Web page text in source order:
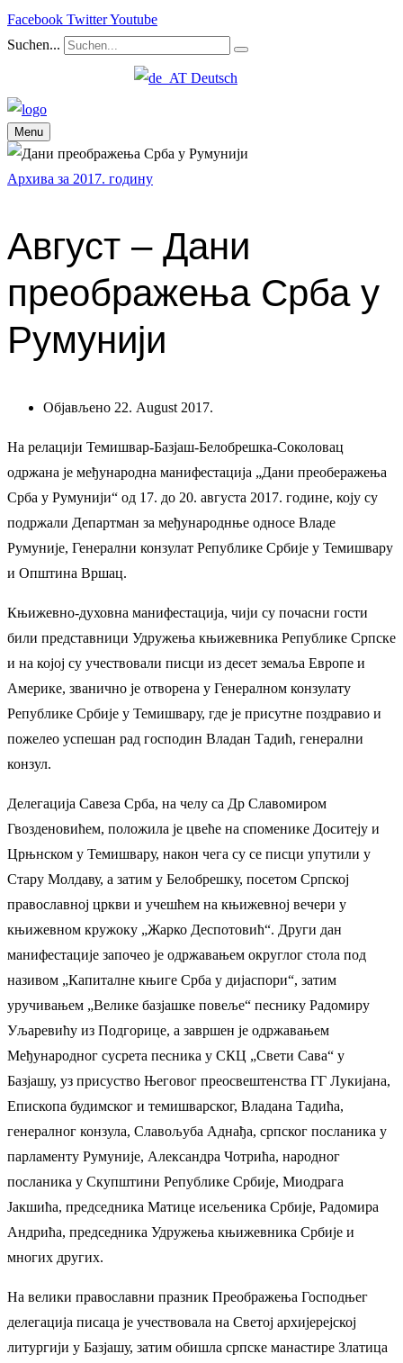
Facebook TwitterYoutube
Suchen...
Deutsch
Menu
Архива за 2017. годину
Август – Дани
преображења Срба у
Румунији
Објављено 22. August 2017.
На релацији Темишвар-Базјаш-Белобрешка-Соколовац
одржана је међународна манифестација „Дани преоберажења
Срба у Румунији“ од 17. до 20. августа 2017. године, коју су
подржали Департман за међународнње односе Владе
Румуније, Генерални конзулат Републике Србије у Темишвару
и Општина Вршац.
Књижевно-духовна манифестација, чији су почасни гости
били представници Удружења књижевника Републике Српске
и на којој су учествовали писци из десет земаља Европе и
Америке, званично је отворена у Генералном конзулату
Републике Србије у Темишвару, где је присутне поздравио и
пожелео успешан рад господин Владан Тадић, генерални
конзул.
Делегација Савеза Срба, на челу са Др Славомиром
Гвозденовићем, положила је цвеће на споменике Доситеју и
Црњнском у Темишвару, након чега су се писци упутили у
Стару Молдаву, а затим у Белобрешку, посетом Српској
православној цркви и учешћем на књижевној вечери у
књижевном кружоку „Жарко Деспотовић“. Други дан
манифестације започео је одржавањем округлог стола под
називом „Капиталне књиге Срба у дијаспори“, затим
уручивањем „Велике базјашке повеље“ песнику Радомиру
Уљаревићу из Подгорице, а завршен је одржавањем
Међународног сусрета песника у СКЦ „Свети Сава“ у
Базјашу, уз присуство Његовог преосвештенства ГГ Лукијана,
Епископа будимског и темишварског, Владана Тадића,
генералног конзула, Славољуба Аднађа, српског посланика у
парламенту Румуније, Александра Чотрића, народног
посланика у Скупштини Републике Србије, Миодрага
Јакшића, председника Матице исељеника Србије, Радомира
Андрића, председника Удружења књижевника Србије и
многих других.
На велики православни празник Преображења Господњег
делегација писаца је учествовала на Светој архијерејској
литургији у Базјашу, затим обишла српске манастире Златица